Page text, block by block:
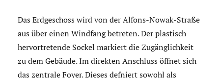
Das Erdgeschoss wird von der Alfons-Nowak-Straße
aus über einen Windfang betreten. Der plastisch
hervortretende Sockel markiert die Zugänglichkeit
zu dem Gebäude. Im direkten Anschluss öffnet sich
das zentrale Foyer. Dieses defniert sowohl als